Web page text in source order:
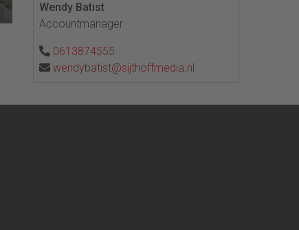
Wendy Batist
Accountmanager
0613874555
wendybatist@sijthoffmedia.nl